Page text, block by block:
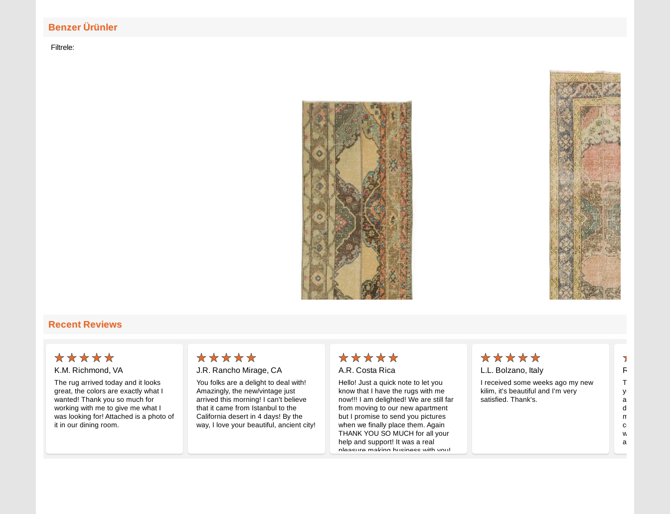
Benzer Ürünler
Filtrele:
Recent Reviews
K.M. Richmond, VA
The rug arrived today and it looks
great, the colors are exactly what I
wanted! Thank you so much for
working with me to give me what I
was looking for! Attached is a photo of
it in our dining room.
J.R. Rancho Mirage, CA
You folks are a delight to deal with!
Amazingly, the new/vintage just
arrived this morning! I can't believe
that it came from Istanbul to the
California desert in 4 days! By the
way, I love your beautiful, ancient city!
A.R. Costa Rica
Hello! Just a quick note to let you
know that I have the rugs with me
now!!! I am delighted! We are still far
from moving to our new apartment
but I promise to send you pictures
when we finally place them. Again
THANK YOU SO MUCH for all your
help and support! It was a real
pleasure making business with you!
L.L. Bolzano, Italy
I received some weeks ago my new
kilim, it's beautiful and I'm very
satisfied. Thank's.
R.R.
The pillow is
your concern.
another one
definitely
my next kilim
web site.
again, with